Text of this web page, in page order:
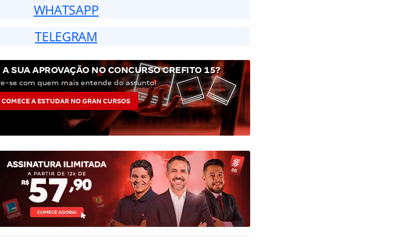
WHATSAPP
TELEGRAM
SUA APROVAÇÃO NO CONCURSO CREFITO 15?
se com quem mais entende do assunto!
COMECE A ESTUDAR NO GRAN CURSOS